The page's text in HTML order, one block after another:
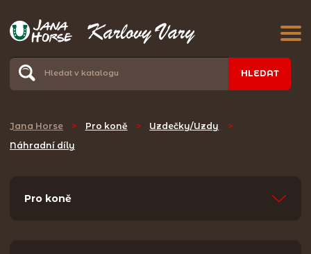
HLEDAT
Jana Horse > Pro koně > Uzdečky/Uzdy
>
Náhradní díly
Pro koně